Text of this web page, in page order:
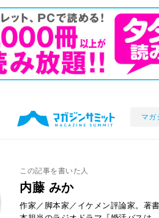
マガ
この記事を書いた人
内藤 みか
作家／脚本家／イケメン評論家。著